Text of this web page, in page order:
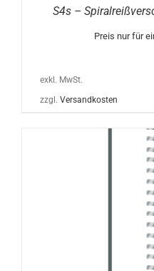
S4s –
Preis nur für
exkl. MwSt.
zzgl. Versandkosten